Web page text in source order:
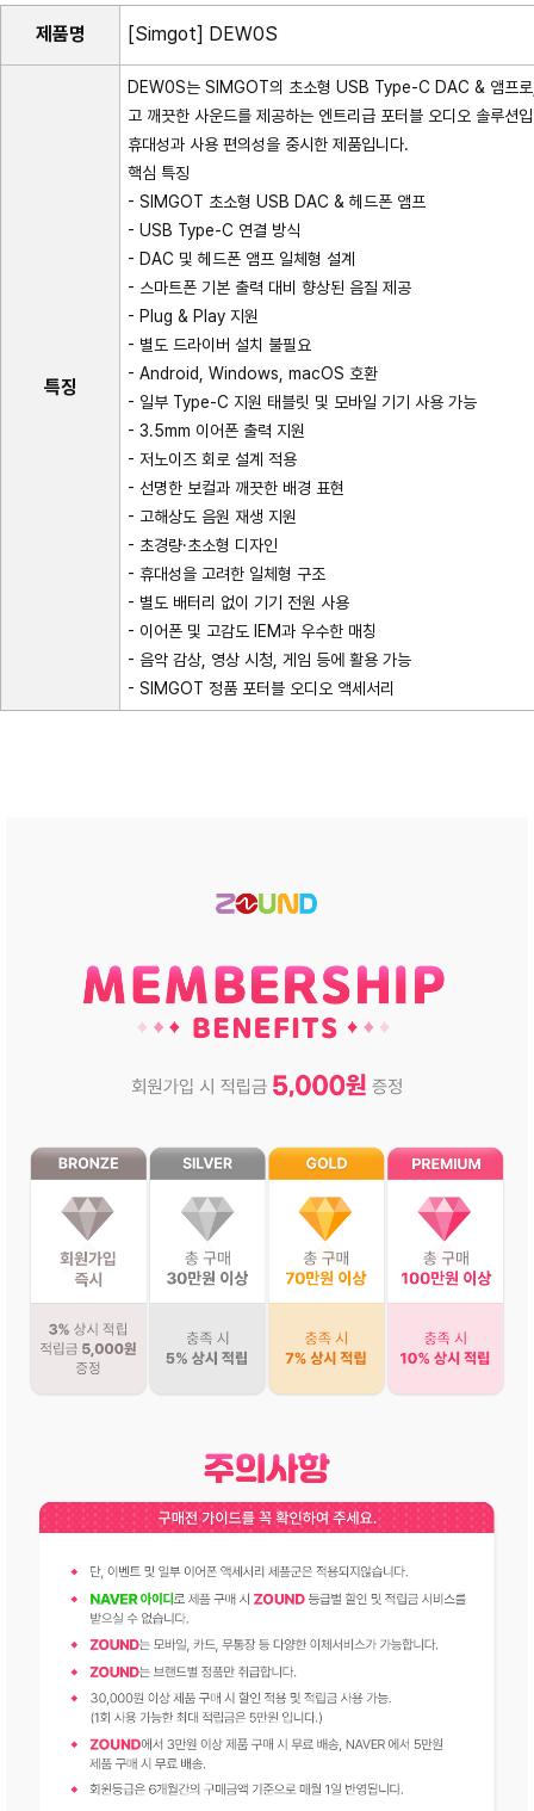
제품명 [Simgot] DEW0S
특징
DEW0S는 SIMGOT의 초소형 USB Type-C DAC & 앰프로,
고 깨끗한 사운드를 제공하는 엔트리급 포터블 오디오 솔루
휴대성과 사용 편의성을 중시한 제품입니다.
핵심 특징
- SIMGOT 초소형 USB DAC & 헤드폰 앰프
- USB Type-C 연결 방식
- DAC 및 헤드폰 앰프 일체형 설계
- 스마트폰 기본 출력 대비 향상된 음질 제공
- Plug & Play 지원
- 별도 드라이버 설치 불필요
- Android, Windows, macOS 호환
- 일부 Type-C 지원 태블릿 및 모바일 기기 사용 가능
- 3.5mm 이어폰 출력 지원
- 저노이즈 회로 설계 적용
- 선명한 보컬과 깨끗한 배경 표현
- 고해상도 음원 재생 지원
- 초경량·초소형 디자인
- 휴대성을 고려한 일체형 구조
- 별도 배터리 없이 기기 전원 사용
- 이어폰 및 고감도 IEM과 우수한 매칭
- 음악 감상, 영상 시청, 게임 등에 활용 가능
- SIMGOT 정품 포터블 오디오 액세서리